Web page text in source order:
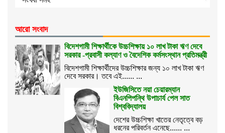
আরো সংবাদ
বিদেশগামী শিক্ষার্থীকে উচ্চশিক্ষায় ১০ লাখ টাকা ঋণ দেবে
সরকার -প্রবাসী কল্যাণ ও বৈদেশিক কর্মসংস্থান প্রতিমন্ত্রী
বিদেশগামী শিক্ষার্থীদের উচ্চশিক্ষার জন্য ১০ লাখ টাকা ঋণ
দেবে সরকার। তবে এই...... ...
ইউজিসিতে নয়া চেয়ারম্যান
বিএনপিপন্থি উপাচার্য পেল সাত
বিশ্ববিদ্যালয়
দেশের উচ্চশিক্ষা খাতের নেতৃত্বে বড়
ধরনের পরিবর্তন এনেছে...... ...